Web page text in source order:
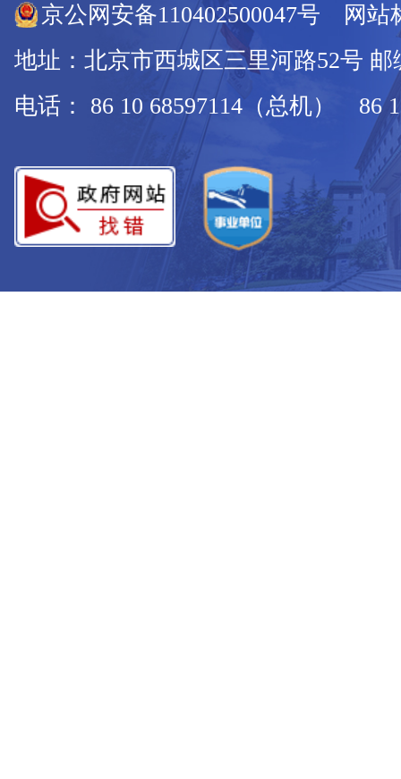
京公网安备110402500047号 网站
地址：北京市西城区三里河路52号 邮
电话： 86 10 68597114（总机） 86